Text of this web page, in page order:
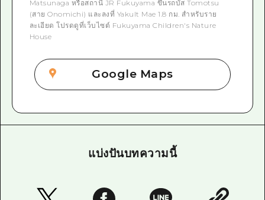
Matsunaga หรือสถานี JR Fukuyama ขึ้นรถบัส Tomotsu
(สาย Onomichi) และลงที่ Yakult Mae 1.8 กม. สำหรับราย
ละเอียด โปรดดูที่เว็บไซต์ Fukuyama Children's Nature
House
Google Maps
แบ่งปันบทความนี้